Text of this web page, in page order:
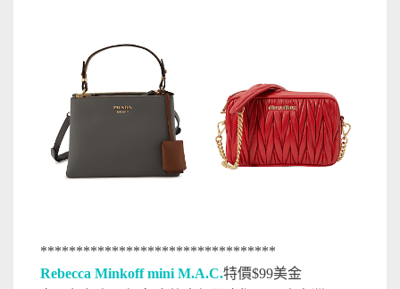
*********************************
Rebecca Minkoff mini M.A.C.特價$99美金